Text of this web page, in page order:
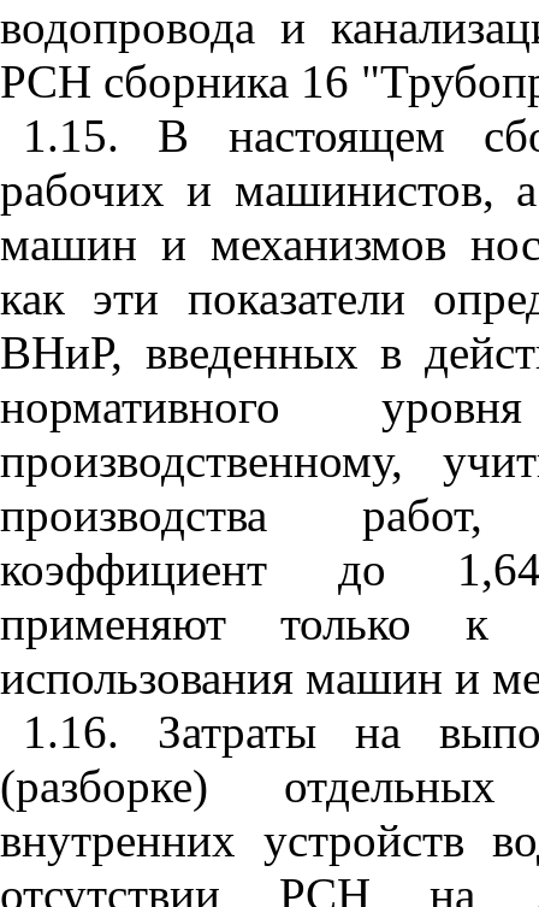
водопровода и
РСН сборника 16
1.15. В настоящем
рабочих и машинистов,
машин и механизмов
как эти показатели
ВНиР, введенных в
нормативного
производственному,
производства
коэффициент до
применяют только к
использования машин и
1.16. Затраты на
(разборке)
внутренних устройств
отсутствии РСН на